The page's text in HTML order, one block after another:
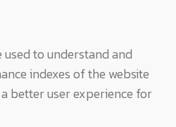
to understand and
indexes of the website
better user experience for